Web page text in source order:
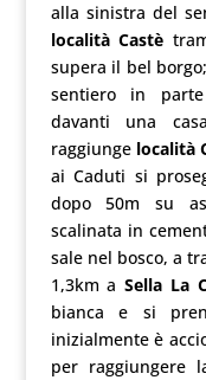
alla sinistra del
località Castè
supera il bel
sentiero in
davanti una
raggiunge località
ai Caduti si
dopo 50m su
scalinata in
sale nel bosco, a
1,3km aSella La
bianca e si
inizialmente è
per raggiungere